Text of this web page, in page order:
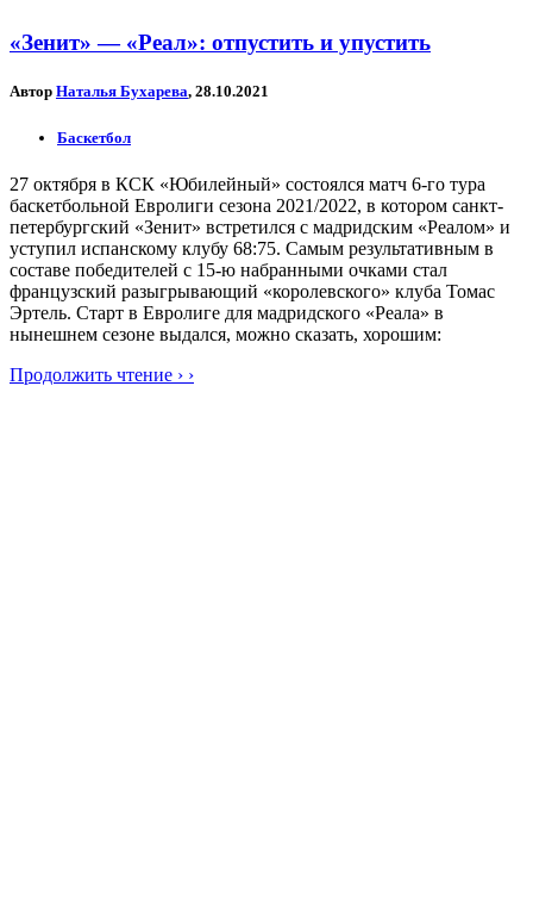
«Зенит» — «Реал»: отпустить и упустить
Автор Наталья Бухарева, 28.10.2021
Баскетбол
27 октября в КСК «Юбилейный» состоялся матч 6-го тура
баскетбольной Евролиги сезона 2021/2022, в котором санкт-
петербургский «Зенит» встретился с мадридским «Реалом» и
уступил испанскому клубу 68:75. Самым результативным в
составе победителей с 15-ю набранными очками стал
французский разыгрывающий «королевского» клуба Томас
Эртель. Старт в Евролиге для мадридского «Реала» в
нынешнем сезоне выдался, можно сказать, хорошим:
Продолжить чтение › ›